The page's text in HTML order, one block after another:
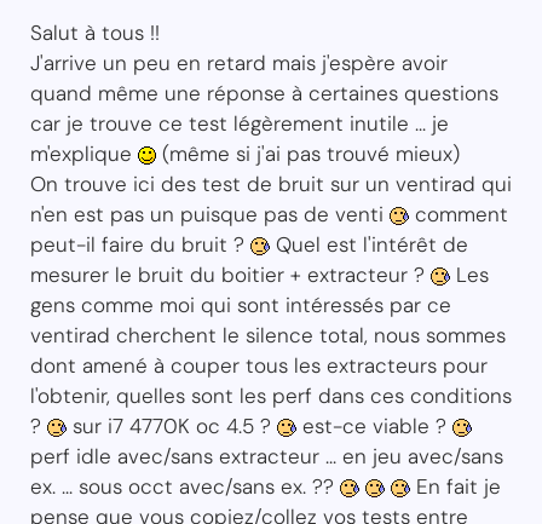
Salut à tous !!
J'arrive un peu en retard mais j'espère avoir
quand même une réponse à certaines questions
car je trouve ce test légèrement inutile ... je
m'explique
(même si j'ai pas trouvé mieux)
On trouve ici des test de bruit sur un ventirad qui
n'en est pas un puisque pas de venti
comment
peut-il faire du bruit ?
Quel est l'intérêt de
mesurer le bruit du boitier + extracteur ?
Les
gens comme moi qui sont intéressés par ce
ventirad cherchent le silence total, nous sommes
dont amené à couper tous les extracteurs pour
l'obtenir, quelles sont les perf dans ces conditions
?
sur i7 4770K oc 4.5 ?
est-ce viable ?
perf idle avec/sans extracteur ... en jeu avec/sans
ex. ... sous occt avec/sans ex. ??
En fait je
pense que vous copiez/collez vos tests entre